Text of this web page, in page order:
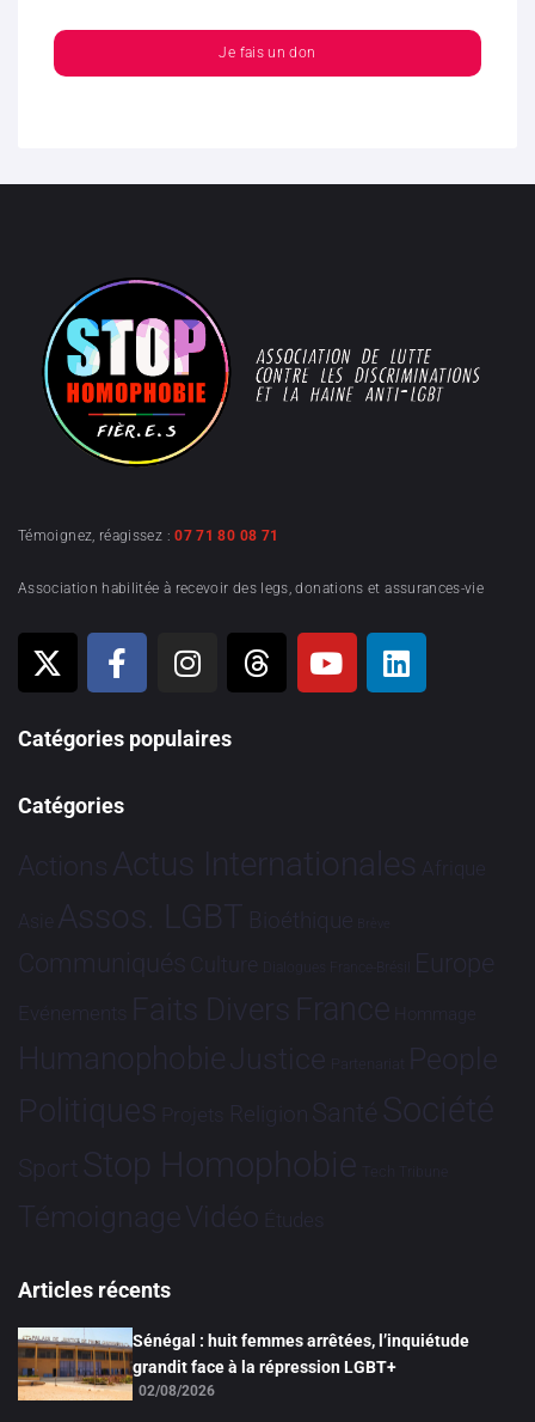
Je fais un don
Témoignez, réagissez :07 71 80 08 71
Association habilitée à recevoir des legs, donations et assurances-vie
Catégories populaires
Catégories
Actions Actus Internationales Afrique
Asie Assos. LGBT Bioéthique Brève
Communiqués Culture Dialogues France-Brésil Europe
Evénements Faits Divers France Hommage
HumanophobieJustice Partenariat People
Politiques Projets Religion Santé Société
Sport Stop Homophobie Tech Tribune
TémoignageVidéo Études
Articles récents
Sénégal : huit femmes arrêtées, l’inquiétude
grandit face à la répression LGBT+
02/08/2026